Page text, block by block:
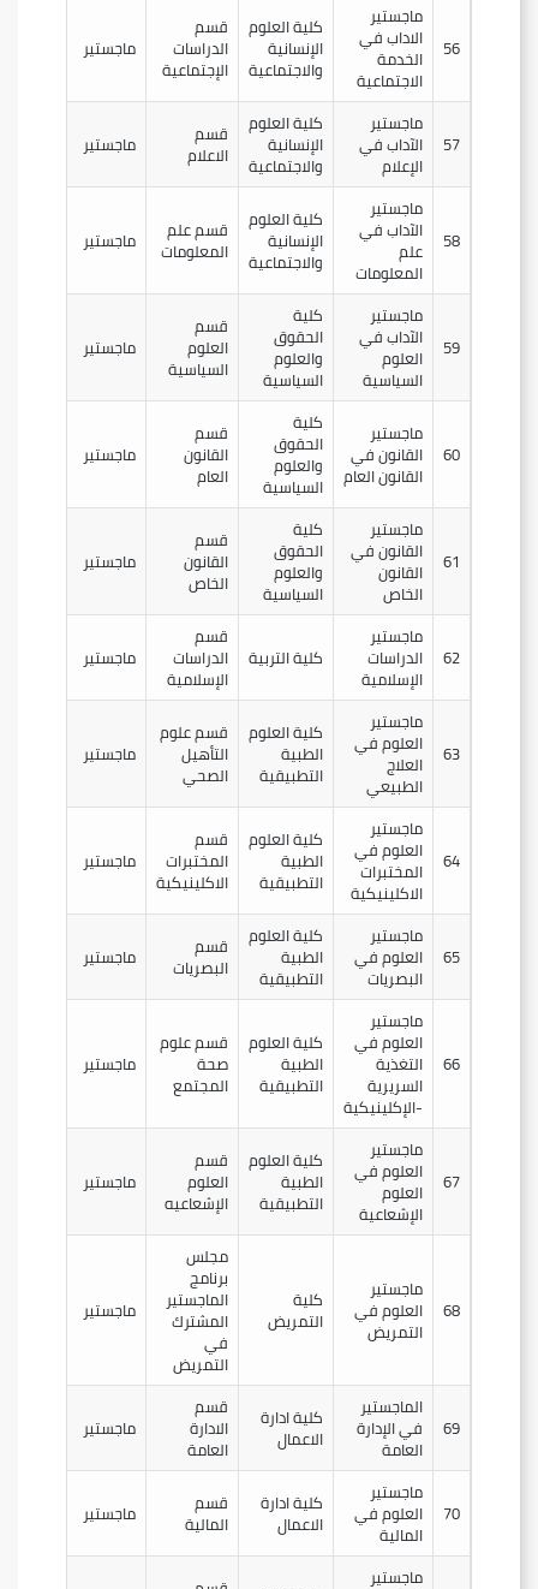
56
ماجستير
الاداب في
الخدمة
الاجتماعية
كلية العلوم
الإنسانية
والاجتماعية
قسم
الدراسات
الإجتماعية
ماجستير
57
ماجستير
الآداب في
الإعلام
كلية العلوم
الإنسانية
والاجتماعية
قسم
الاعلام ماجستير
58
ماجستير
الآداب في
علم
المعلومات
كلية العلوم
الإنسانية
والاجتماعية
قسم علم
المعلومات ماجستير
59
ماجستير
الآداب في
العلوم
السياسية
كلية
الحقوق
والعلوم
السياسية
قسم
العلوم
السياسية
ماجستير
60
ماجستير
القانون في
القانون العام
كلية
الحقوق
والعلوم
السياسية
قسم
القانون
العام
ماجستير
61
ماجستير
القانون في
القانون
الخاص
كلية
الحقوق
والعلوم
السياسية
قسم
القانون
الخاص
ماجستير
62
ماجستير
الدراسات
الإسلامية
كلية التربية
قسم
الدراسات
الإسلامية
ماجستير
63
ماجستير
العلوم في
العلاج
الطبيعي
كلية العلوم
الطبية
التطبيقية
قسم علوم
التأهيل
الصحي
ماجستير
64
ماجستير
العلوم في
المختبرات
الاكلينيكية
كلية العلوم
الطبية
التطبيقية
قسم
المختبرات
الاكلينيكية
ماجستير
65
ماجستير
العلوم في
البصريات
كلية العلوم
الطبية
التطبيقية
قسم
البصريات ماجستير
66
ماجستير
العلوم في
التغذية
السريرية
-الإكلينيكية
كلية العلوم
الطبية
التطبيقية
قسم علوم
صحة
المجتمع
ماجستير
67
ماجستير
العلوم في
العلوم
الإشعاعية
كلية العلوم
الطبية
التطبيقية
قسم
العلوم
الإشعاعيه
ماجستير
68
ماجستير
العلوم في
التمريض
كلية
التمريض
مجلس
برنامج
الماجستير
المشترك
في
التمريض
ماجستير
69
الماجستير
في الإدارة
العامة
كلية ادارة
الاعمال
قسم
الادارة
العامة
ماجستير
70
ماجستير
العلوم في
المالية
كلية ادارة
الاعمال
قسم
المالية ماجستير
ماجستير